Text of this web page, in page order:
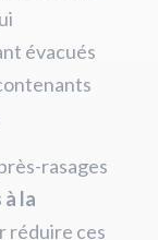
évacués
rasages
la
réduire ces